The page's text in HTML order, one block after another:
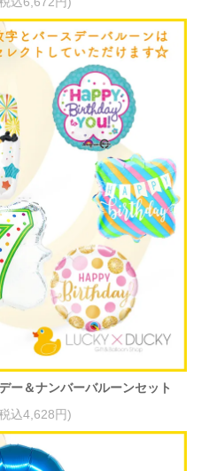
ー＆ナンバーバルーンセット
込4,628円)